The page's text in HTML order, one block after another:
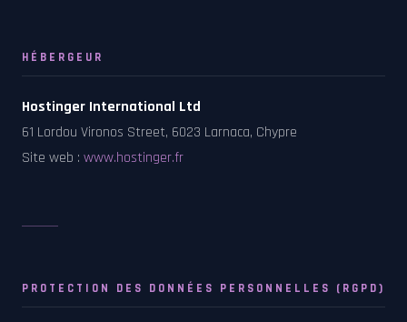
HÉBERGEUR
Hostinger International Ltd
61 Lordou Vironos Street, 6023 Larnaca, Chypre
Site web : www.hostinger.fr
PROTECTION DES DONNÉES PERSONNELLES (RGPD)